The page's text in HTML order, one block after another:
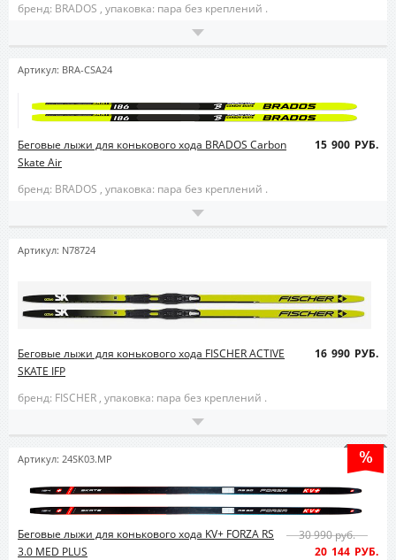
бренд: BRADOS , упаковка: пара без креплений .
Артикул: BRA-CSA24
15 900 РУБ.
Беговые лыжи для конькового хода BRADOS Carbon
Skate Air
бренд: BRADOS , упаковка: пара без креплений .
Артикул: N78724
16 990 РУБ.
Беговые лыжи для конькового хода FISCHER ACTIVE
SKATE IFP
бренд: FISCHER , упаковка: пара без креплений .
Артикул: 24SK03.MP
30 990 руб.
20 144 РУБ.
Беговые лыжи для конькового хода KV+ FORZA RS
3.0 MED PLUS